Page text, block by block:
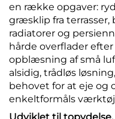
en række opgaver:
græsklip fra
radiatorer og
hårde overflader
opblæsning af små
alsidig, trådløs
behovet for at eje og
enkeltformåls
Udviklet til